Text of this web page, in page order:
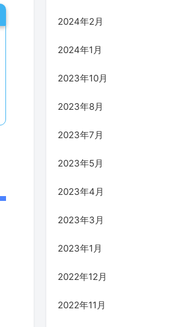
2024年2月
2024年1月
2023年10月
2023年8月
2023年7月
2023年5月
2023年4月
2023年3月
2023年1月
2022年12月
2022年11月